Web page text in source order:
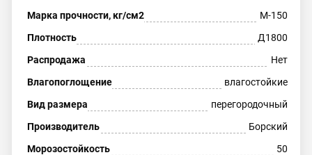
Марка прочности, кг/см2
М-150
Плотность
Д1800
Распродажа
Нет
Влагопоглощение
влагостойкие
Вид размера
перегородочный
Производитель
Борский
Морозостойкость
50